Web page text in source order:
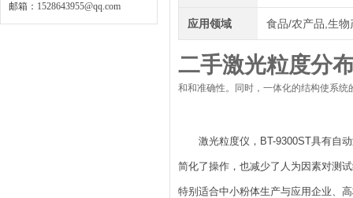
邮箱： 1528643955@qq.com
应用领域 食品/农产品,生物
二手激光粒度分
和和准确性。同时，一体化的结构使系
激光粒度仪，BT-9300ST具有自
简化了操作，也减少了人为因素对测
特别适合中小粉体生产与应用企业、